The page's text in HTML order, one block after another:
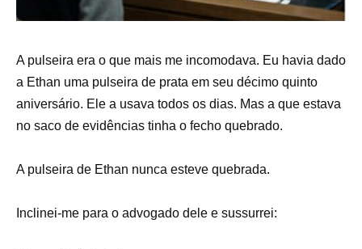
A pulseira era o que mais me incomodava. Eu havia dado
a Ethan uma pulseira de prata em seu décimo quinto
aniversário. Ele a usava todos os dias. Mas a que estava
no saco de evidências tinha o fecho quebrado.
A pulseira de Ethan nunca esteve quebrada.
Inclinei-me para o advogado dele e sussurrei: